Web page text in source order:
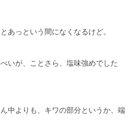
あっという間になくなるけど。
いが、ことさら、塩味強めでした
中よりも、キワの部分というか、端